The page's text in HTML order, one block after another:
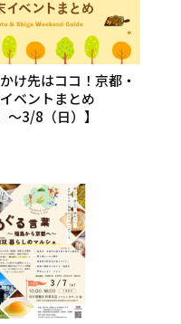
け先はココ！京都・
ベントまとめ
〜3/8（日）】